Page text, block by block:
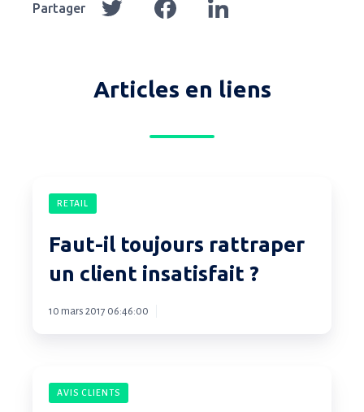
Partager
sur
sur
sur
Articles en liens
Faut-
toujours
rattraper
un
RETAIL
Faut-il toujours rattraper
un client insatisfait ?
10 mars 2017 06:46:00
Faux
avisAVIS CLIENTS